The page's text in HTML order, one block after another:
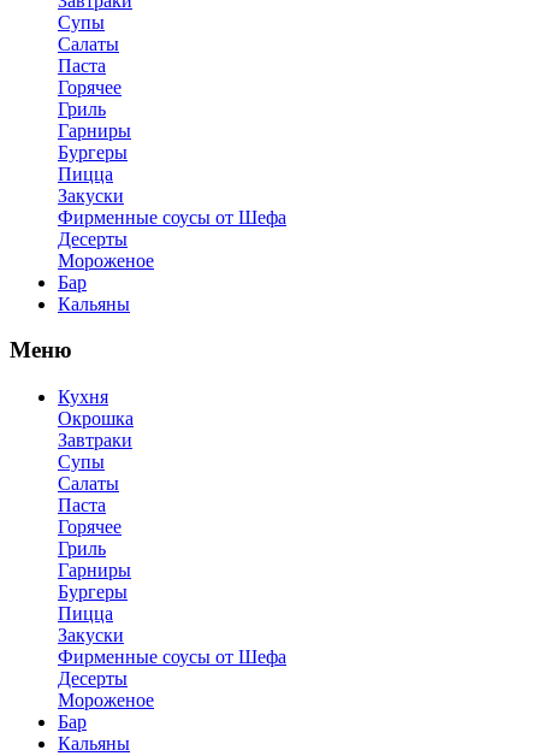
Супы
Салаты
Паста
Горячее
Гриль
Гарниры
Бургеры
Пицца
Закуски
Фирменные соусы от Шефа
Десерты
Мороженое
Бар
Кальяны
Меню
Кухня
Окрошка
Завтраки
Супы
Салаты
Паста
Горячее
Гриль
Гарниры
Бургеры
Пицца
Закуски
Фирменные соусы от Шефа
Десерты
Мороженое
Бар
Кальяны